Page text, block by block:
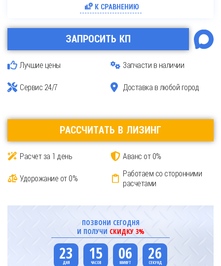
К СРАВНЕНИЮ
ЗАПРОСИТЬ КП
Лучшие цены Запчасти в наличии
Сервис 24/7 Доставка в любой город
РАССЧИТАТЬ В ЛИЗИНГ
Расчет за 1 день Аванс от 0%
Удорожание от 0%
Работаем со сторонними
расчетами
ПОЗВОНИ СЕГОДНЯ
И ПОЛУЧИ СКИДКУ 3%
23 15 06 25